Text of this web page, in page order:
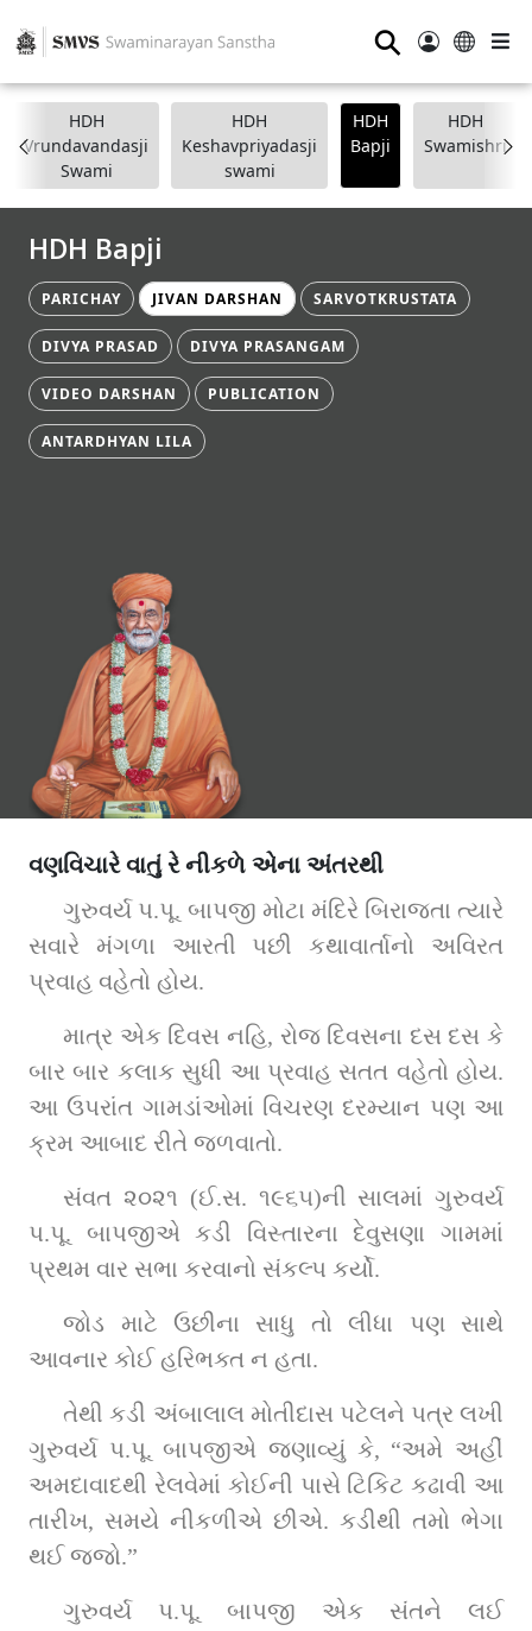
⚲
HDH
Vrundavandasji
Swami
HDH
Keshavpriyadasji
swami
HDH
Bapji
HDH
Swamishri
HDH Bapji
PARICHAY JIVAN DARSHAN SARVOTKRUSTATA
DIVYA PRASAD DIVYA PRASANGAM
VIDEO DARSHAN PUBLICATION
ANTARDHYAN LILA
વણવિચારે વાતું રે નીકળે એના અંતરથી
ગુરુવર્ય પ.પૂ. બાપજી મોટા મંદિરે બિરાજતા ત્યારે
સવારે મંગળા આરતી પછી કથાવાર્તાનો અવિરત
પ્રવાહ વહેતો હોય.
માત્ર એક દિવસ નહિ, રોજ દિવસના દસ દસ કે
બાર બાર કલાક સુધી આ પ્રવાહ સતત વહેતો હોય.
આ ઉપરાંત ગામડાંઓમાં વિચરણ દરમ્યાન પણ આ
ક્રમ આબાદ રીતે જળવાતો.
સંવત ૨૦૨૧ (ઈ.સ. ૧૯૬૫)ની સાલમાં ગુરુવર્ય
પ.પૂ. બાપજીએ કડી વિસ્તારના દેવુસણા ગામમાં
પ્રથમ વાર સભા કરવાનો સંકલ્પ કર્યો.
જોડ માટે ઉછીના સાધુ તો લીધા પણ સાથે
આવનાર કોઈ હરિભક્ત ન હતા.
તેથી કડી અંબાલાલ મોતીદાસ પટેલને પત્ર લખી
ગુરુવર્ય પ.પૂ. બાપજીએ જણાવ્યું કે, “અમે અહીં
અમદાવાદથી રેલવેમાં કોઈની પાસે ટિકિટ કઢાવી આ
તારીખ, સમયે નીકળીએ છીએ. કડીથી તમો ભેગા
થઈ જજો.”
ગુરુવર્ય પ.પૂ. બાપજી એક સંતને લઈ